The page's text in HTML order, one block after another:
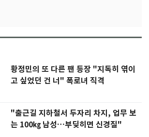
황정민의 또 다른 팬 등장 "지독히 엮이
고 싶었던 건 너" 폭로녀 직격
"출근길 지하철서 두자리 차지, 업무 보
는 100㎏ 남성…부딪히면 신경질"